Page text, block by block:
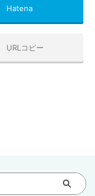
Hatena
URLコピー